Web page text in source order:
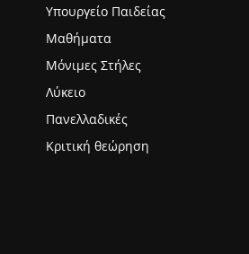
Υπουργείο Παιδείας
Μαθήματα
Μόνιμες Στήλες
Λύκειο
Πανελλαδικές
Κριτική θεώρηση